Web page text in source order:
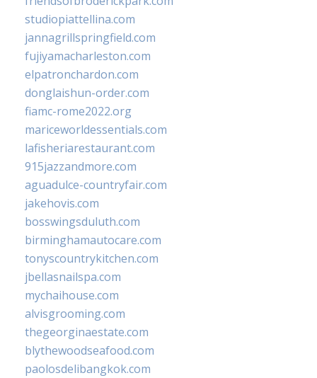
studiopiattellina.com
jannagrillspringfield.com
fujiyamacharleston.com
elpatronchardon.com
donglaishun-order.com
fiamc-rome2022.org
mariceworldessentials.com
lafisheriarestaurant.com
915jazzandmore.com
aguadulce-countryfair.com
jakehovis.com
bosswingsduluth.com
birminghamautocare.com
tonyscountrykitchen.com
jbellasnailspa.com
mychaihouse.com
alvisgrooming.com
thegeorginaestate.com
blythewoodseafood.com
paolosdelibangkok.com